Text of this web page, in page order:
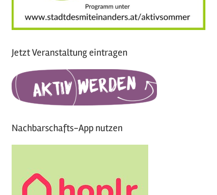
Jetzt Veranstaltung eintragen
Nachbarschafts-App nutzen